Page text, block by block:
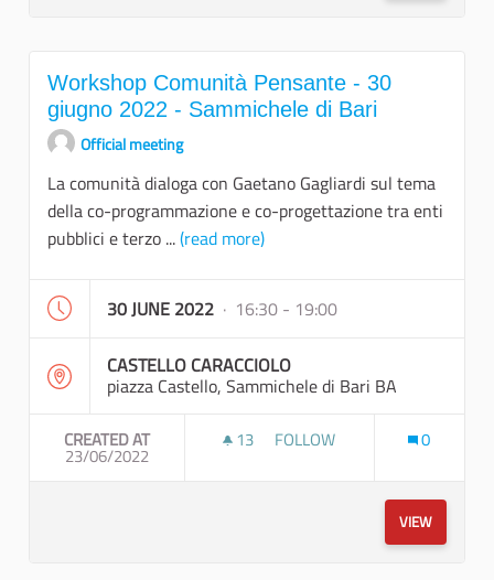
Workshop Comunità Pensante - 30
giugno 2022 - Sammichele di Bari
Official meeting
La comunità dialoga con Gaetano Gagliardi sul tema
della co-programmazione e co-progettazione tra enti
pubblici e terzo ...(read more)
30 JUNE 2022 · 16:30 - 19:00
CASTELLO CARACCIOLO
piazza Castello, Sammichele di Bari BA
CREATED AT
23/06/2022
13 13 FOLLOWERS
FOLLOW 0
VIEW